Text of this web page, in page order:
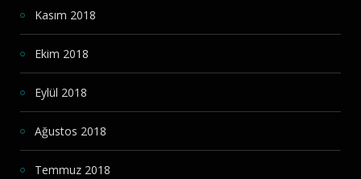
Kasım 2018
Ekim 2018
Eylül 2018
Ağustos 2018
Temmuz 2018